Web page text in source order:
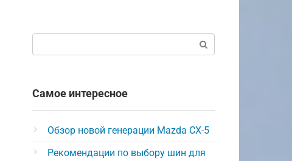
Самое интересное
Обзор новой генерации Mazda CX-5
Рекомендации по выбору шин для